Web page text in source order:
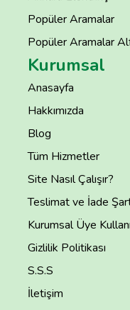
Popüler Aramalar
Popüler Aramalar
Kurumsal
Anasayfa
Hakkımızda
Blog
Tüm Hizmetler
Site Nasıl Çalışır?
Teslimat ve İade
Kurumsal Üye
Gizlilik Politikası
S.S.S
İletişim